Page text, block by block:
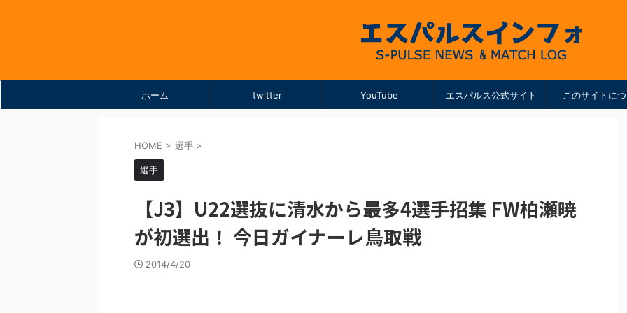
ホーム twitter YouTube エスパルス公式サイト このサイトに
HOME > 選手 >
選手
【J3】U22選抜に清水から最多4選手招集 FW柏瀬暁
が初選出！ 今日ガイナーレ鳥取戦
2014/4/20